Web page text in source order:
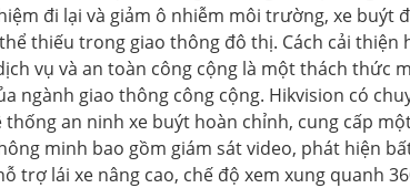
đi lại và giảm ô nhiễm môi trường, xe buýt
thiếu trong giao thông đô thị. Cách cải thiện
vụ và an toàn công cộng là một thách thức
ngành giao thông công cộng. Hikvision có
thống an ninh xe buýt hoàn chỉnh, cung cấp
minh bao gồm giám sát video, phát hiện
trợ lái xe nâng cao, chế độ xem xung quanh